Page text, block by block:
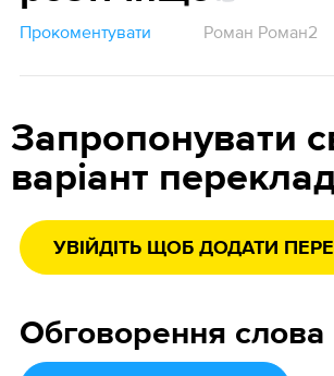
Прокоментувати Роман Роман2
Запропонувати
варіант
УВІЙДІТЬ ЩОБ ДОДАТИ
Обговорення слова